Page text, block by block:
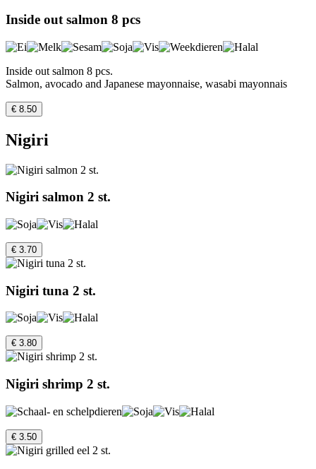
Inside out salmon 8 pcs
Inside out salmon 8 pcs.
Salmon, avocado and Japanese mayonnaise, wasabi mayonnais
€ 8.50
Nigiri
Nigiri salmon 2 st.
€ 3.70
Nigiri tuna 2 st.
€ 3.80
Nigiri shrimp 2 st.
€ 3.50